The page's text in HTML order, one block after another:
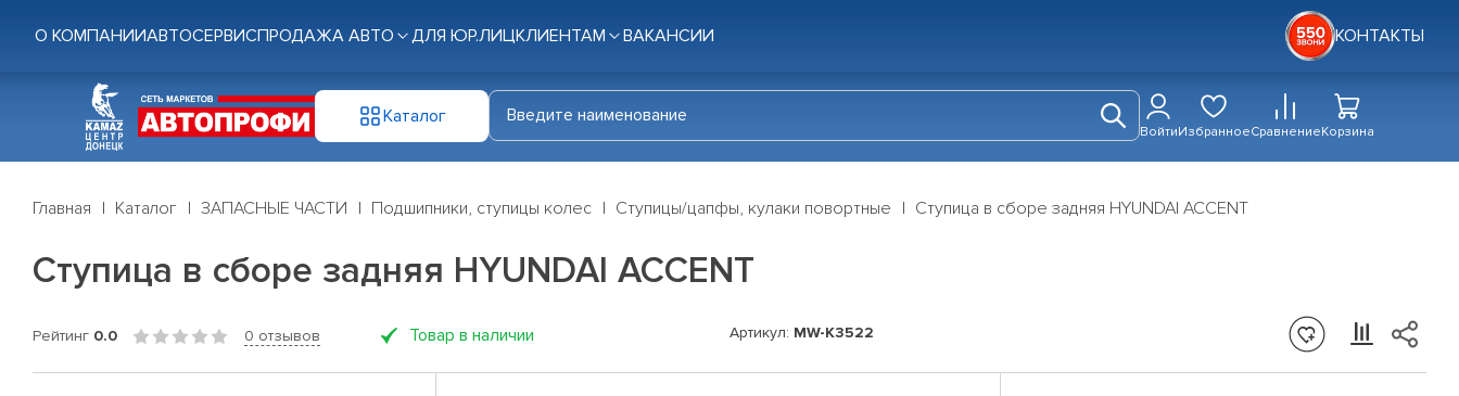
О КОМПАНИИАВТОСЕРВИСПРОДАЖА АВТО ДЛЯ ЮР.ЛИЦКЛИЕНТАМ ВАКАНСИИ КОНТАКТЫ
Каталог
ВойтиИзбранноеСравнениеКорзина
Главная Каталог ЗАПАСНЫЕ ЧАСТИ Подшипники, ступицы колес Ступицы/цапфы, кулаки повортные Ступица в сборе задняя HYUNDAI ACCENT
Ступица в сборе задняя HYUNDAI ACCENT
Рейтинг 0.0 0 отзывов Товар в наличии Артикул: MW-K3522